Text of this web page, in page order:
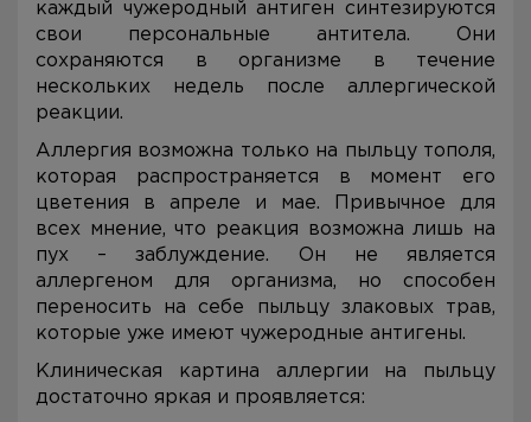
каждый чужеродный антиген синтезируются
свои персональные антитела. Они
сохраняются в организме в течение
нескольких недель после аллергической
реакции.
Аллергия возможна только на пыльцу тополя,
которая распространяется в момент его
цветения в апреле и мае. Привычное для
всех мнение, что реакция возможна лишь на
пух – заблуждение. Он не является
аллергеном для организма, но способен
переносить на себе пыльцу злаковых трав,
которые уже имеют чужеродные антигены.
Клиническая картина аллергии на пыльцу
достаточно яркая и проявляется: